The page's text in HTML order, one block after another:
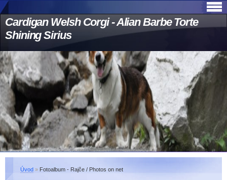
Cardigan Welsh Corgi - Alian Barbe Torte
Shining Sirius
Úvod » Fotoalbum - Rajče / Photos on net